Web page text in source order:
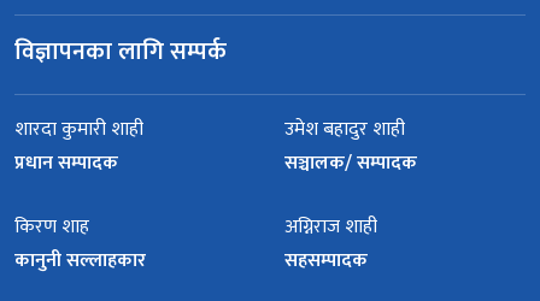
विज्ञापनका लागि सम्पर्क
शारदा कुमारी शाही
प्रधान सम्पादक
उमेश बहादुर शाही
सञ्चालक/ सम्पादक
किरण शाह
कानुनी सल्लाहकार
अग्निराज शाही
सहसम्पादक